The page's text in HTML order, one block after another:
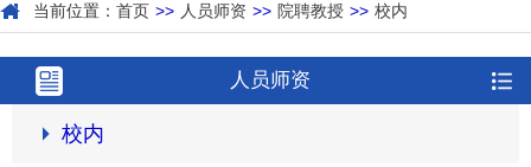
当前位置： 首页 >> 人员师资 >> 院聘教授 >> 校内
人员师资
校内